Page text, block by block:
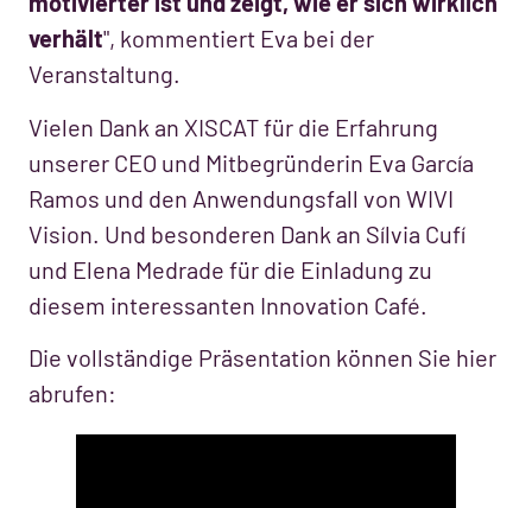
verhält", kommentiert Eva bei der
Veranstaltung.
Vielen Dank an XISCAT für die Erfahrung
unserer CEO und Mitbegründerin Eva García
Ramos und den Anwendungsfall von WIVI
Vision. Und besonderen Dank an Sílvia Cufí
und Elena Medrade für die Einladung zu
diesem interessanten Innovation Café.
Die vollständige Präsentation können Sie hier
abrufen: